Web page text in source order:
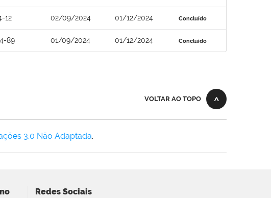
12 02/09/2024 01/12/2024 Concluído
89 01/09/2024 01/12/2024 Concluído
VOLTAR AO TOPO
3.0 Não Adaptada.
Redes Sociais